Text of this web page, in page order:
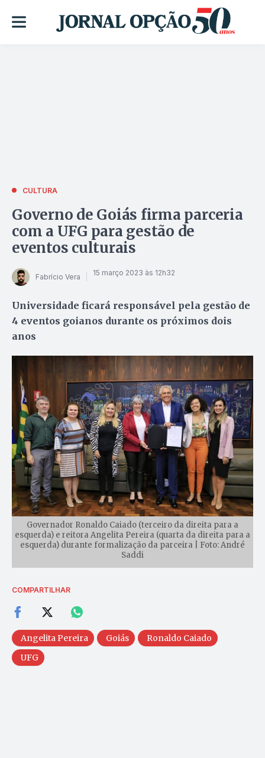
CULTURA
Governo de Goiás firma parceria
com a UFG para gestão de
eventos culturais
Fabrício Vera 15 março 2023 às 12h32
Universidade ficará responsável pela gestão de
4 eventos goianos durante os próximos dois
anos
Governador Ronaldo Caiado (terceiro da direita para a
esquerda) e reitora Angelita Pereira (quarta da direita para a
esquerda) durante formalização da parceira | Foto: André
Saddi
COMPARTILHAR
Angelita Pereira Goiás
Ronaldo Caiado
UFG